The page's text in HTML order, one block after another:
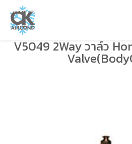
V5049 2Way วาล์ว